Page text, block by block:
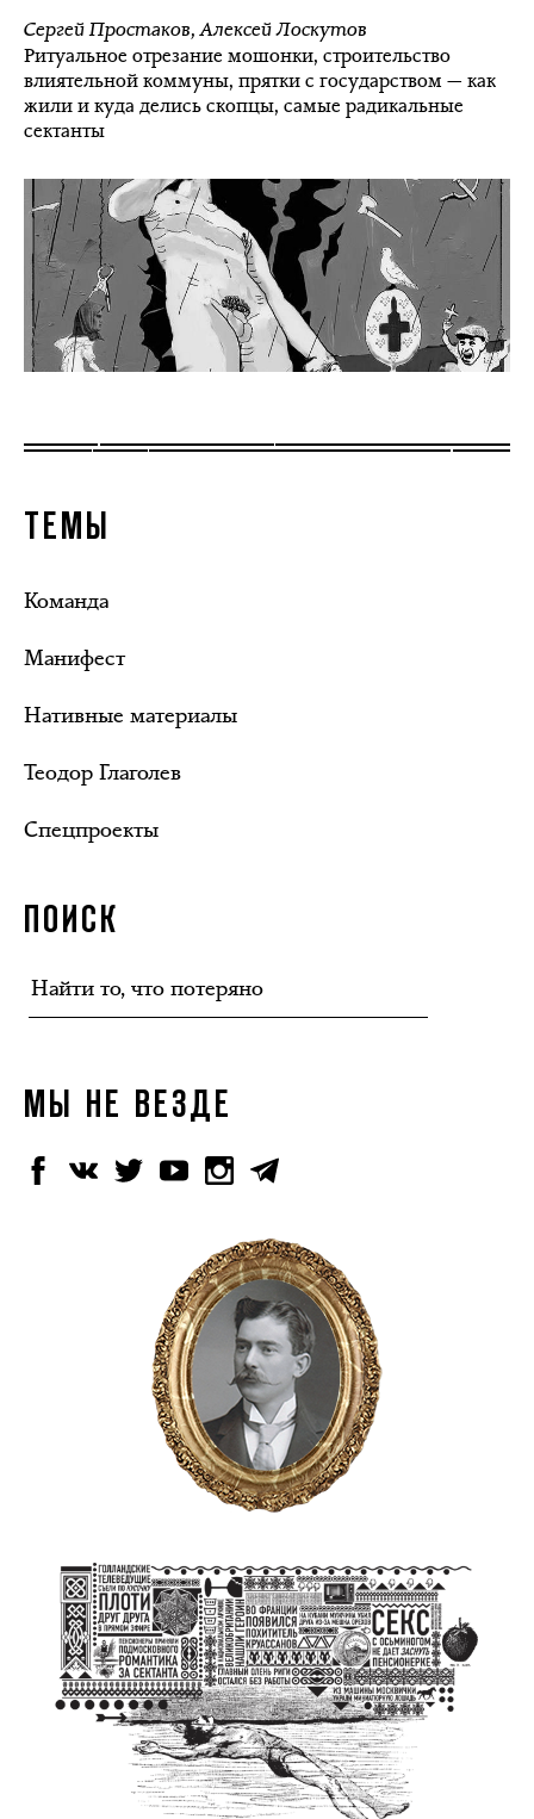
Сергей Простаков,Алексей Лоскутов
Ритуальное отрезание мошонки, строительство
влиятельной коммуны, прятки с государством — как
жили и куда делись скопцы, самые радикальные
сектанты
ТЕМЫ
Команда
Манифест
Нативные материалы
Теодор Глаголев
Спецпроекты
ПОИСК
МЫ НЕ ВЕЗДЕ